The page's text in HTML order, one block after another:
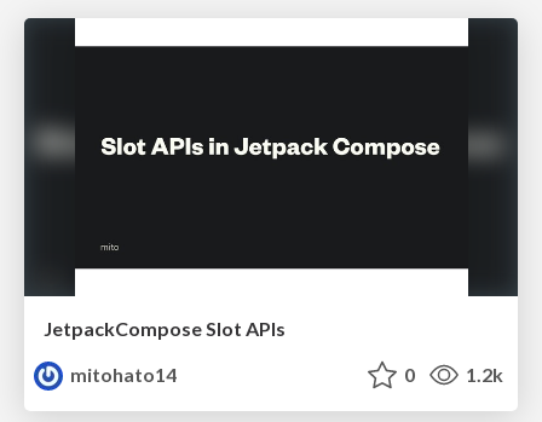
JetpackCompose Slot APIs
mitohato14
0 1.2k